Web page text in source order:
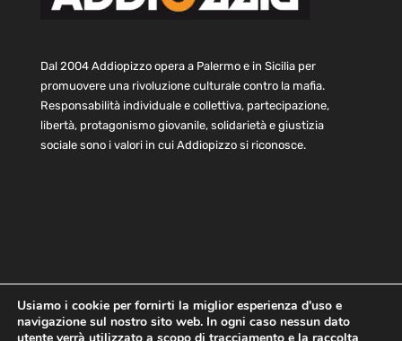
Dal 2004 Addiopizzo opera a Palermo e in Sicilia per
promuovere una rivoluzione culturale contro la mafia.
Responsabilità individuale e collettiva, partecipazione,
libertà, protagonismo giovanile, solidarietà e giustizia
sociale sono i valori in cui Addiopizzo si riconosce.
Home Statuto e bilancio
Contatti
Usiamo i cookie per fornirti la miglior esperienza d'uso e
navigazione sul nostro sito web. In ogni caso nessun dato